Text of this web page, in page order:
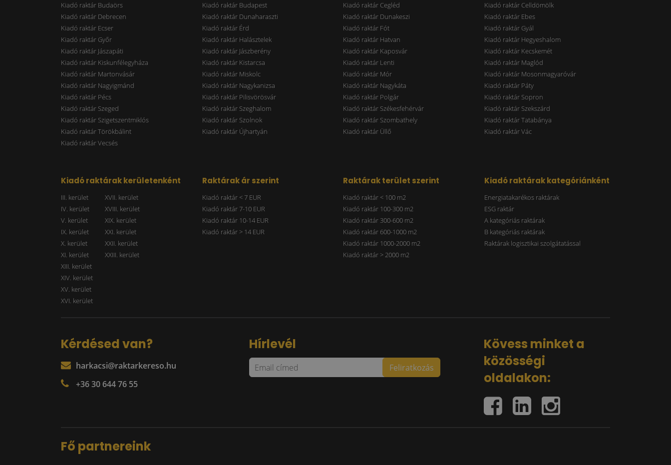
Kiadó raktár Budaörs
Kiadó raktár Budapest Kiadó raktár Cegléd
Kiadó raktár Celldömölk
Kiadó raktár Debrecen
Kiadó raktár Dunaharaszti Kiadó raktár Dunakeszi
Kiadó raktár Ebes
Kiadó raktár Ecser
Kiadó raktár Érd Kiadó raktár Fót
Kiadó raktár Gyál
Kiadó raktár Győr
Kiadó raktár Halásztelek Kiadó raktár Hatvan
Kiadó raktár Hegyeshalom
Kiadó raktár Jászapáti
Kiadó raktár Jászberény Kiadó raktár Kaposvár
Kiadó raktár Kecskemét
Kiadó raktár Kiskunfélegyháza
Kiadó raktár Kistarcsa Kiadó raktár Lenti
Kiadó raktár Maglód
Kiadó raktár Martonvásár
Kiadó raktár Miskolc Kiadó raktár Mór
Kiadó raktár Mosonmagyaróvár
Kiadó raktár Nagyigmánd
Kiadó raktár Nagykanizsa Kiadó raktár Nagykáta
Kiadó raktár Páty
Kiadó raktár Pécs
Kiadó raktár Pilisvörösvár Kiadó raktár Polgár
Kiadó raktár Sopron
Kiadó raktár Szeged
Kiadó raktár Szeghalom Kiadó raktár Székesfehérvár
Kiadó raktár Szekszárd
Kiadó raktár Szigetszentmiklós
Kiadó raktár Szolnok Kiadó raktár Szombathely
Kiadó raktár Tatabánya
Kiadó raktár Törökbálint
Kiadó raktár Újhartyán Kiadó raktár Üllő
Kiadó raktár Vác
Kiadó raktár Vecsés
Kiadó raktárak kerületenként
III. kerület
IV. kerület
V. kerület
IX. kerület
X. kerület
XI. kerület
XIII. kerület
XIV. kerület
XV. kerület
XVI. kerület
XVII. kerület
XVIII. kerület
XIX. kerület
XXI. kerület
XXII. kerület
XXIII. kerület
Raktárak ár szerint
Kiadó raktár < 7 EUR
Kiadó raktár 7-10 EUR
Kiadó raktár 10-14 EUR
Kiadó raktár > 14 EUR
Raktárak terület szerint
Kiadó raktár < 100 m2
Kiadó raktár 100-300 m2
Kiadó raktár 300-600 m2
Kiadó raktár 600-1000 m2
Kiadó raktár 1000-2000 m2
Kiadó raktár > 2000 m2
Kiadó raktárak kategóriánként
Energiatakarékos raktárak
ESG raktár
A kategóriás raktárak
B kategóriás raktárak
Raktárak logisztikai szolgátatással
Kérdésed van?
harkacsi@raktarkereso.hu
+36 30 644 76 55
Hírlevél
Kövess minket a
közösségi
oldalakon:
Fő partnereink